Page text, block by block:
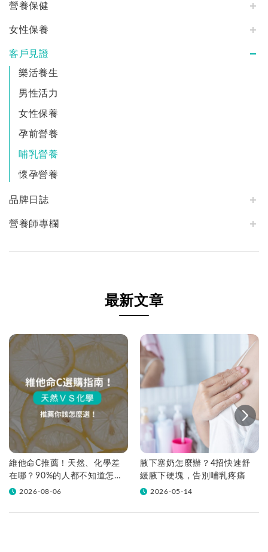
營養保健
女性保養
客戶見證
樂活養生
男性活力
女性保養
孕前營養
哺乳營養
懷孕營養
品牌日誌
營養師專欄
最新文章
維他命C推薦！天然、化學差
在哪？90%的人都不知道怎麼
挑！帶你一次看
2026-08-06
腋下塞奶怎麼辦？4招快速舒
緩腋下硬塊，告別哺乳疼痛
2026-05-14